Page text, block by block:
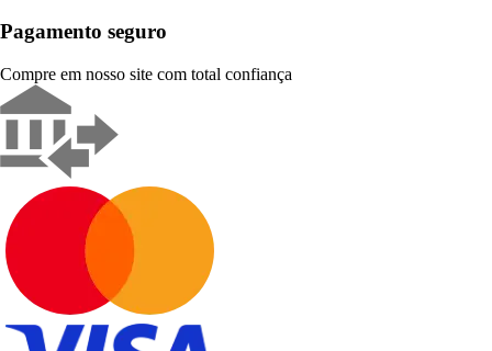
Pagamento seguro
Compre em nosso site com total confiança